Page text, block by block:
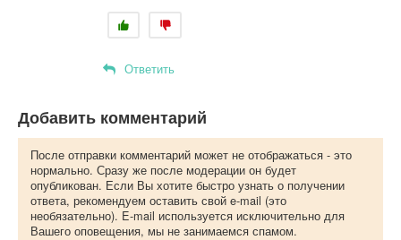
Ответить
Добавить комментарий
После отправки комментарий может не отображаться - это
нормально. Сразу же после модерации он будет
опубликован. Если Вы хотите быстро узнать о получении
ответа, рекомендуем оставить свой e-mail (это
необязательно). E-mail используется исключительно для
Вашего оповещения, мы не занимаемся спамом.